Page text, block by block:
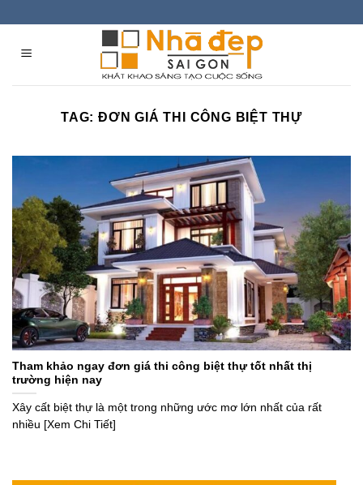
content
TAG: ĐƠN GIÁ THI CÔNG BIỆT THỰ
Tham khảo ngay đơn giá thi công biệt thự tốt nhất thị
trường hiện nay
Xây cất biệt thự là một trong những ước mơ lớn nhất của rất
nhiều [Xem Chi Tiết]